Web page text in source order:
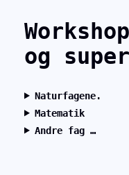
og
Naturfagene.
Matematik
Andre fag …